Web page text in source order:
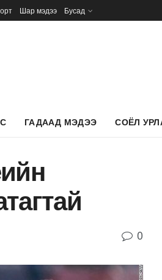
Шар мэдээ Бусад
ГАДААД МЭДЭЭ СОЁЛ
0